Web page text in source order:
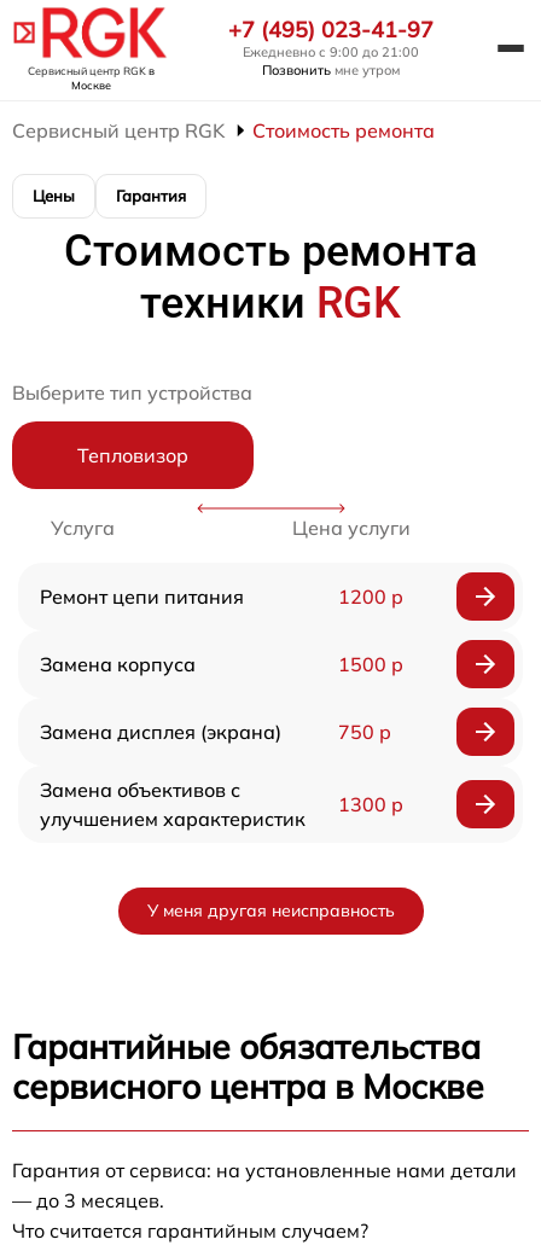
Сервисный центр RGKв
Москве
+7 (495) 023-41-97
Ежедневно с 9:00 до 21:00
Позвонить мне утром
Сервисный центр RGK Стоимость ремонта
Цены Гарантия
Стоимость ремонта
техники RGK
Выберите тип устройства
Тепловизор
Услуга Цена услуги
Ремонт цепи питания 1200 р
Замена корпуса 1500 р
Замена дисплея (экрана) 750 р
Замена объективов с
улучшением характеристик
1300 р
У меня другая неисправность
Гарантийные обязательства
сервисного центра в Москве
Гарантия от сервиса: на установленные нами детали
— до 3 месяцев.
Что считается гарантийным случаем?